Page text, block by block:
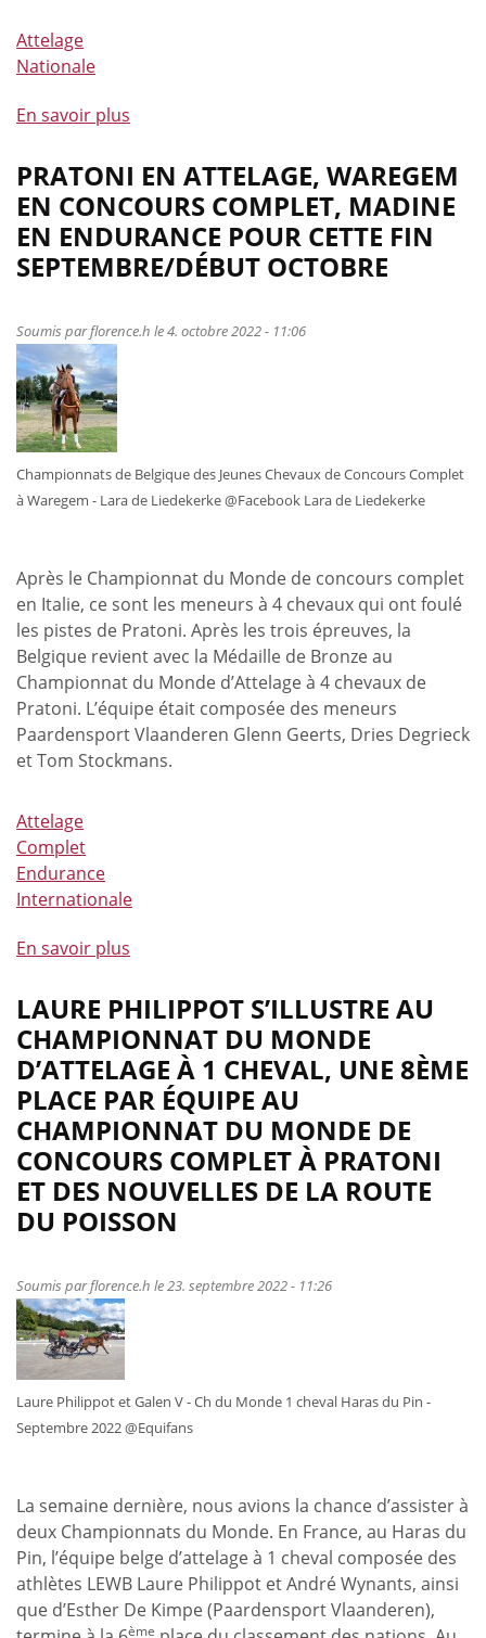
Attelage
Nationale
En savoir plus
de
Le
calendrier
national
d’attelage
est
PRATONI EN ATTELAGE, WAREGEM
EN CONCOURS COMPLET, MADINE
EN ENDURANCE POUR CETTE FIN
SEPTEMBRE/DÉBUT OCTOBRE
Soumis parflorence.h le 4. octobre 2022 - 11:06
Championnats de Belgique des Jeunes Chevaux de Concours Complet
à Waregem - Lara de Liedekerke @Facebook Lara de Liedekerke
Après le Championnat du Monde de concours complet
en Italie, ce sont les meneurs à 4 chevaux qui ont foulé
les pistes de Pratoni. Après les trois épreuves, la
Belgique revient avec la Médaille de Bronze au
Championnat du Monde d’Attelage à 4 chevaux de
Pratoni. L’équipe était composée des meneurs
Paardensport Vlaanderen Glenn Geerts, Dries Degrieck
et Tom Stockmans.
Attelage
Complet
Endurance
Internationale
En savoir plus
de
Pratoni
en
attelage,
Waregem
en
concours
complet,
Madine
en
pour
octobre
LAURE PHILIPPOT S’ILLUSTRE AU
CHAMPIONNAT DU MONDE
D’ATTELAGE À 1 CHEVAL, UNE 8ÈME
PLACE PAR ÉQUIPE AU
CHAMPIONNAT DU MONDE DE
CONCOURS COMPLET À PRATONI
ET DES NOUVELLES DE LA ROUTE
DU POISSON
Soumis parflorence.h le 23. septembre 2022 - 11:26
Laure Philippot et Galen V - Ch du Monde 1 cheval Haras du Pin -
Septembre 2022 @Equifans
La semaine dernière, nous avions la chance d’assister à
deux Championnats du Monde. En France, au Haras du
Pin, l’équipe belge d’attelage à 1 cheval composée des
athlètes LEWB Laure Philippot et André Wynants, ainsi
que d’Esther De Kimpe (Paardensport Vlaanderen),
ème